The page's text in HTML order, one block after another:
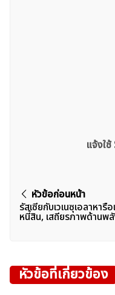
แจ้งใช้
แนะแนว
เรื่อง
หัวข้อก่อนหน้า
รัสเซียกับเวเนซุเอลาหารื
หนี้สิน, เสถียรภาพด้านพ
หัวข้อที่เกี่ยวข้อง